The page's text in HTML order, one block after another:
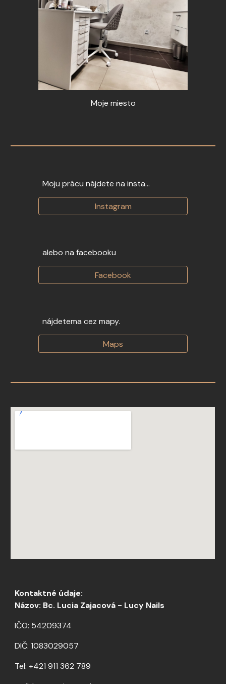
Moje miesto
Moju prácu nájdete na insta...
Instagram
alebo na facebooku
Facebook
nájdetema cez mapy.
Maps
Kontaktné údaje:
Názov: Bc. Lucia Zajacová - Lucy Nails
IČO: 54209374
DIČ: 1083029057
Tel: +421 911 362 789